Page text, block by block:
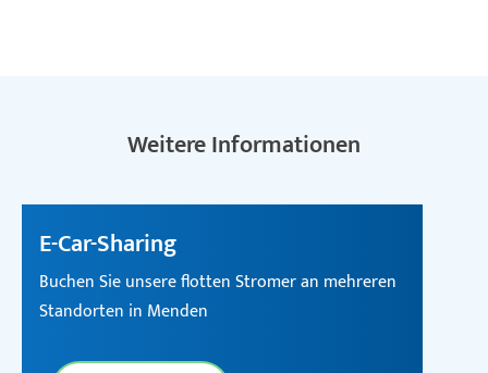
Weitere Informationen
E-Car-Sharing
Buchen Sie unsere flotten Stromer an mehreren
Standorten in Menden